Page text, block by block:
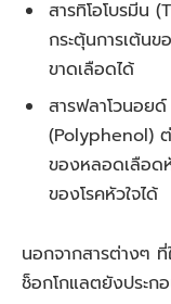
สารทิโอโบรมีน
กระตุ้นการเต้นข
ขาดเลือดได้
สารฟลาโวนอย
(Polyphenol)
ของหลอดเลือด
ของโรคหัวใจได้
นอกจากสารต่างๆ ที่
ช็อกโกแลตยังประก